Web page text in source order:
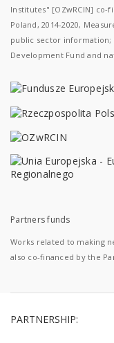
Institutes" [OZwRCIN] co-
Poland, 2014-2020,
public sector information;
Development Fund and
Partners funds
Works related to making
also co-financed by the
PARTNERSHIP: